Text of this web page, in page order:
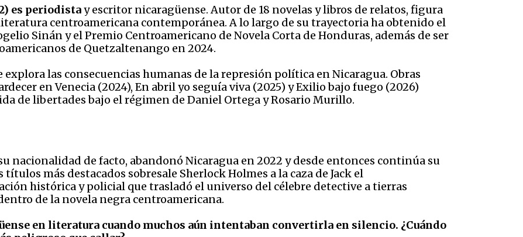
es periodistay escritor nicaragüense. Autor de 18 novelas y libros de relatos, figura
centroamericana contemporánea. A lo largo de su trayectoria ha obtenido el
Sinán y el Premio Centroamericano de Novela Corta de Honduras, además de ser
de Quetzaltenango en 2024.
las consecuencias humanas de la represión política en Nicaragua. Obras
en Venecia (2024), En abril yo seguía viva (2025) y Exilio bajo fuego (2026)
de libertades bajo el régimen de Daniel Ortega y Rosario Murillo.
nacionalidad de facto, abandonó Nicaragua en 2022 y desde entonces continúa su
más destacados sobresale Sherlock Holmes a la caza de Jack el
histórica y policial que trasladó el universo del célebre detective a tierras
de la novela negra centroamericana.
en literatura cuando muchos aún intentaban convertirla en silencio. ¿Cuándo